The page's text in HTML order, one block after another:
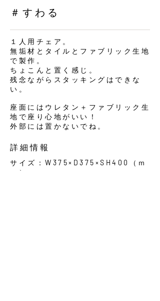
＃すわる
１人用チェア。
無垢材とタイルとファブリック生地
で製作。
ちょこんと置く感じ。
残念ながらスタッキングはできな
い。
座面にはウレタン＋ファブリック生
地で座り心地がいい！
外部には置かないでね。
​詳細情報
サイズ ： W375×D375×SH400
（ｍ
ｍ）